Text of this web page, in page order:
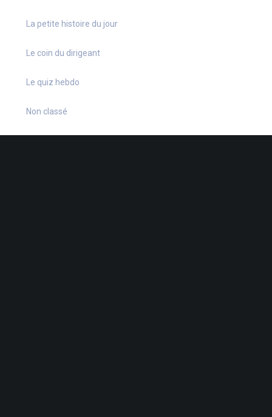
La petite histoire du jour
Le coin du dirigeant
Le quiz hebdo
Non classé